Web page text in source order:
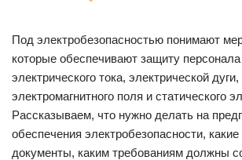
Под электробезопасностью понимают
которые обеспечивают защиту персонала
электрического тока, электрической дуги,
электромагнитного поля и статического
Рассказываем, что нужно делать на
обеспечения электробезопасности,
документы, каким требованиям должны